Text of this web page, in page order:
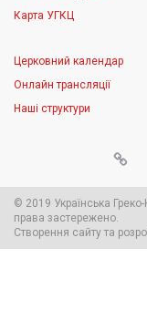
Карта УГКЦ
Церковний календар
Онлайн трансляції
Наші структури
© 2019 Українська
права застережено.
Створення сайту та